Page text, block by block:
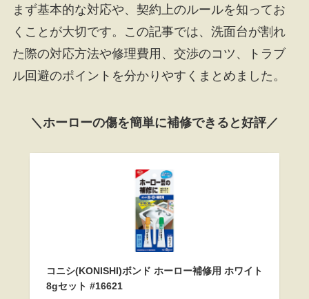
まず基本的な対応や、契約上のルールを知ってお
くことが大切です。この記事では、洗面台が割れ
た際の対応方法や修理費用、交渉のコツ、トラブ
ル回避のポイントを分かりやすくまとめました。
＼ホーローの傷を簡単に補修できると好評／
コニシ(KONISHI)ボンド ホーロー補修用 ホワイト
8gセット #16621